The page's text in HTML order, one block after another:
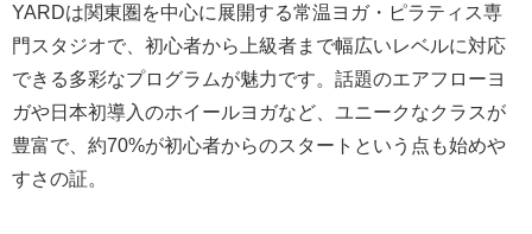
YARDは関東圏を中心に展開する常温ヨガ・ピラティス専
門スタジオで、初心者から上級者まで幅広いレベルに対応
できる多彩なプログラムが魅力です。話題のエアフローヨ
ガや日本初導入のホイールヨガなど、ユニークなクラスが
豊富で、約70%が初心者からのスタートという点も始めや
すさの証。